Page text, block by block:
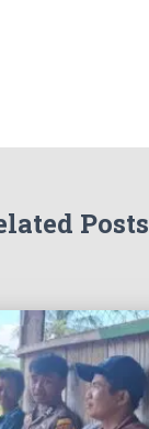
Posts